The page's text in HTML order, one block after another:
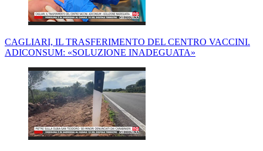
CAGLIARI, IL TRASFERIMENTO DEL CENTRO VACCINI.
ADICONSUM: «SOLUZIONE INADEGUATA»